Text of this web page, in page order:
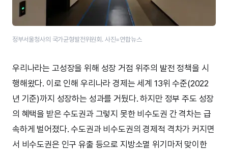
정부서울청사의 국가균형발전위원회. 사진=연합뉴스
우리나라는 고성장을 위해 성장 거점 위주의 발전 정책을 시
행해왔다. 이로 인해 우리나라 경제는 세계 13위 수준(2022
년 기준)까지 성장하는 성과를 거뒀다. 하지만 정부 주도 성장
의 혜택을 받은 수도권과 그렇지 못한 비수도권 간 격차는 급
속하게 벌어졌다. 수도권과 비수도권의 경제적 격차가 커지면
서 비수도권은 인구 유출 등으로 지방소멸 위기마저 맞이한